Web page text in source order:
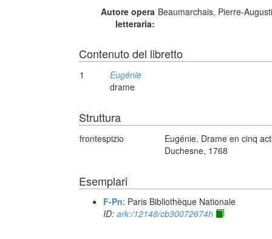
Autore opera
letteraria:
Beaumarchais, Pierre-
Contenuto del libretto
1
Eugénie
drame
Struttura
frontespizio
Eugénie. Drame en cinq
Duchesne, 1768
Esemplari
F-Pn: Paris Bibliothèque Nationale
ID: ark:/12148/cb30072674h